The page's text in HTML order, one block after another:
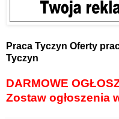
Praca Tyczyn Oferty
Tyczyn
DARMOWE
Zostaw